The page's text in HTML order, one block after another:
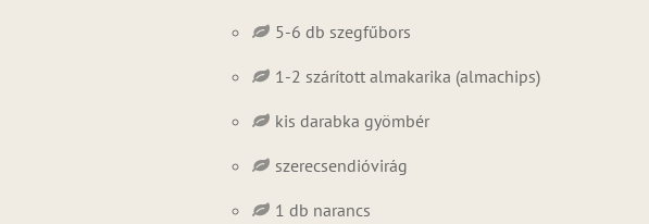
5-6 db szegfűbors
1-2 szárított almakarika (almachips)
kis darabka gyömbér
szerecsendióvirág
1 db narancs